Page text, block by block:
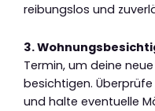
reibungslos und
3.
Termin, um deine
besichtigen.
und halte eventuelle